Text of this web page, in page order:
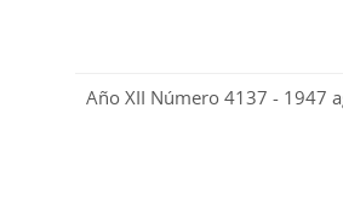
Año XII Número 4137 - 1947